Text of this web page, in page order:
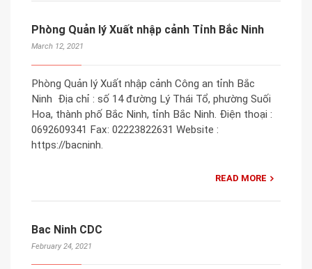
Phòng Quản lý Xuất nhập cảnh Tỉnh Bắc Ninh
March 12, 2021
Phòng Quản lý Xuất nhập cảnh Công an tỉnh Bắc
Ninh Địa chỉ : số 14 đường Lý Thái Tổ, phường Suối
Hoa, thành phố Bắc Ninh, tỉnh Bắc Ninh. Điện thoại :
0692609341 Fax: 02223822631 Website :
https://bacninh.
READ MORE
Bac Ninh CDC
February 24, 2021